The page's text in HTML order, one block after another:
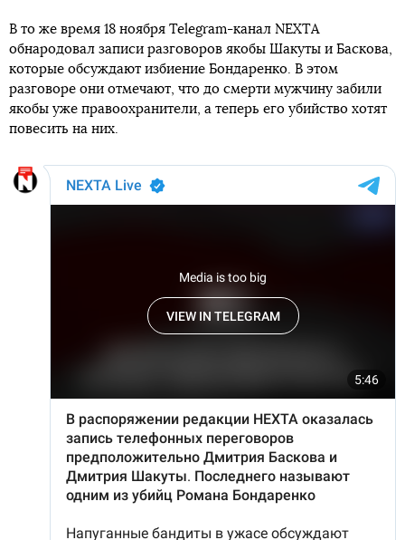
В то же время 18 ноября Telegram-канал NEXTA
обнародовал записи разговоров якобы Шакуты и Баскова,
которые обсуждают избиение Бондаренко. В этом
разговоре они отмечают, что до смерти мужчину забили
якобы уже правоохранители, а теперь его убийство хотят
повесить на них.